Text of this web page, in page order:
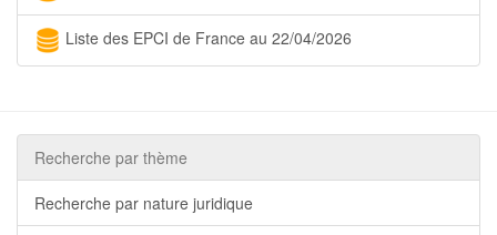
Liste des EPCI de France au 22/04/2026
Recherche par thème
Recherche par nature juridique